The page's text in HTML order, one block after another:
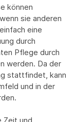
können
sie anderen
eine
durch
Pflege durch
werden. Da der
stattfindet, kann
und in der